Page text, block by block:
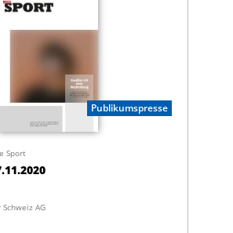
Publikumspresse
Sport
AG